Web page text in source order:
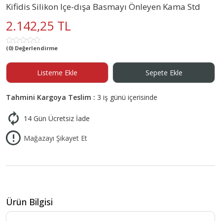
Kifidis Silikon Içe-dışa Basmayı Önleyen Kama Std
2.142,25 TL
(0) Değerlendirme
Listeme Ekle Sepete Ekle
Tahmini Kargoya Teslim : 3 iş günü içerisinde
14 Gün Ücretsiz İade
Mağazayı Şikayet Et
Ürün Bilgisi